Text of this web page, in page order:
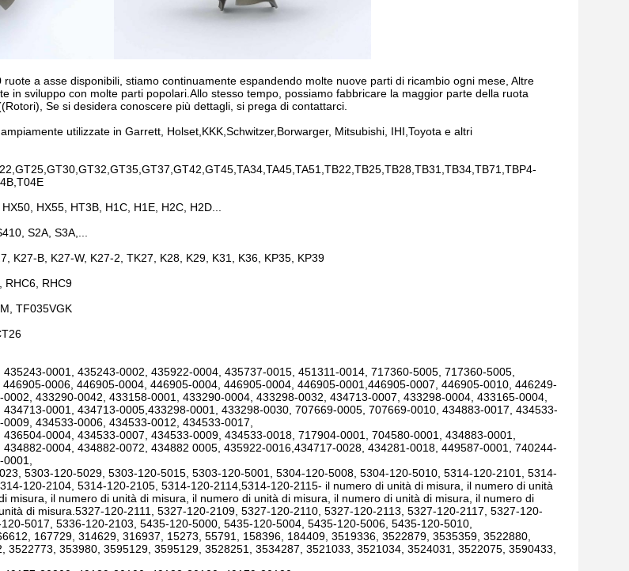
ruote a asse disponibili, stiamo continuamente espandendo molte nuove parti di ricambio ogni mese, Altre
in sviluppo con molte parti popolari.Allo stesso tempo, possiamo fabbricare la maggior parte della ruota
Se si desidera conoscere più dettagli, si prega di contattarci.
utilizzate in Garrett, Holset,KKK,Schwitzer,Borwarger, Mitsubishi, IHI,Toyota e altri
HX55, HT3B, H1C, H1E, H2C, H2D...
S2A, S3A,...
K27-B, K27-W, K27-2, TK27, K28, K29, K31, K36, KP35, KP39
RHC6, RHC9
TF035VGK
0001, 435243-0002, 435922-0004, 435737-0015, 451311-0014, 717360-5005, 717360-5005,
0006, 446905-0004, 446905-0004, 446905-0004, 446905-0001,446905-0007, 446905-0010, 446249-
433290-0042, 433158-0001, 433290-0004, 433298-0032, 434713-0007, 433298-0004, 433165-0004,
0001, 434713-0005,433298-0001, 433298-0030, 707669-0005, 707669-0010, 434883-0017, 434533-
434533-0006, 434533-0012, 434533-0017,
0004, 434533-0007, 434533-0009, 434533-0018, 717904-0001, 704580-0001, 434883-0001,
0004, 434882-0072, 434882 0005, 435922-0016,434717-0028, 434281-0018, 449587-0001, 740244-
5303-120-5029, 5303-120-5015, 5303-120-5001, 5304-120-5008, 5304-120-5010, 5314-120-2101, 5314-
120-2104, 5314-120-2105, 5314-120-2114,5314-120-2115- il numero di unità di misura, il numero di unità
misura, il numero di unità di misura, il numero di unità di misura, il numero di unità di misura, il numero di
di misura.5327-120-2111, 5327-120-2109, 5327-120-2110, 5327-120-2113, 5327-120-2117, 5327-120-
5017, 5336-120-2103, 5435-120-5000, 5435-120-5004, 5435-120-5006, 5435-120-5010,
167729, 314629, 316937, 15273, 55791, 158396, 184409, 3519336, 3522879, 3535359, 3522880,
3522773, 353980, 3595129, 3595129, 3528251, 3534287, 3521033, 3521034, 3524031, 3522075, 3590433,